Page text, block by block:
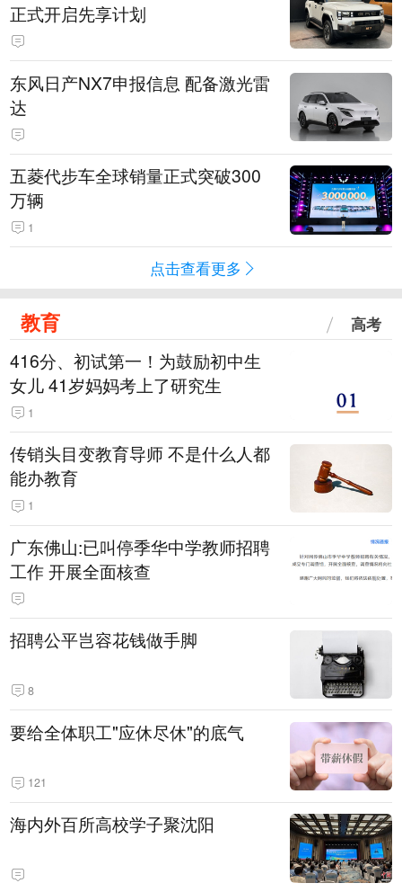
正式开启先享计划
东风日产NX7申报信息 配备激光雷
达
五菱代步车全球销量正式突破300
万辆
1
点击查看更多
教育 高考
416分、初试第一！为鼓励初中生
女儿 41岁妈妈考上了研究生
1
传销头目变教育导师 不是什么人都
能办教育
1
广东佛山:已叫停季华中学教师招聘
工作 开展全面核查
招聘公平岂容花钱做手脚
8
要给全体职工"应休尽休"的底气
121
海内外百所高校学子聚沈阳